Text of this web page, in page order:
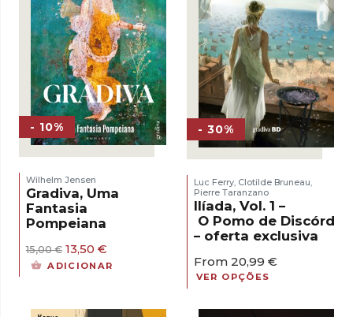
- 10%
Wilhelm Jensen
Gradiva, Uma
Fantasia
Pompeiana
15,00€ O
preço
13,50 €
preço
ADICIONAR
- 30%
Luc Ferry, Clotilde Bruneau
Pierre Taranzano
Ilíada, Vol. 1 –
O Pomo de Discórdia
– oferta exclusiva
From 20,99 €
VER OPÇÕES